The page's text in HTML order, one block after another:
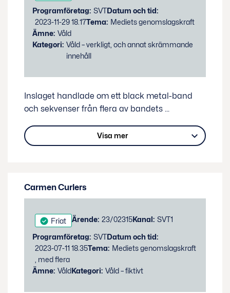
Programföretag: SVTDatum och tid:
2023-11-29 18.17Tema: Mediets genomslagskraft
Ämne: Våld
Kategori: Våld – verkligt, och annat skrämmande
innehåll
Inslaget handlade om ett black metal-band
och sekvenser från flera av bandets ...
Visa mer
Carmen Curlers
Status:Friat Ärende: 23/02315Kanal: SVT1
Programföretag: SVTDatum och tid:
2023-07-11 18.35
, med flera
Tema: Mediets genomslagskraft
Ämne: VåldKategori: Våld – fiktivt